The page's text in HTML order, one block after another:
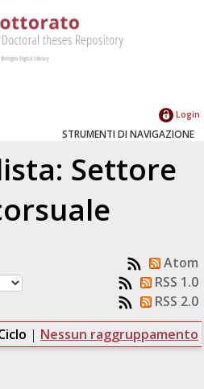
Login
STRUMENTI DI NAVIGAZIONE
Settore
Atom
RSS 1.0
RSS 2.0
| Nessun raggruppamento